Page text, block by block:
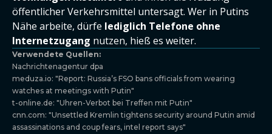
öffentlicher Verkehrsmittel untersagt. Wer in Putins
Nähe arbeite, dürfe lediglich Telefone ohne
Internetzugang nutzen, hieß es weiter.
Verwendete Quellen:
Nachrichtenagentur dpa
meduza.io: "Report: Russia’s FSO bans officials from wearing
watches at meetings with Putin"
t-online.de: "Uhren-Verbot bei Treffen mit Putin"
cnn.com: "Unsettled Kremlin tightens security around Putin amid
assassinations and coup fears, intel report says"